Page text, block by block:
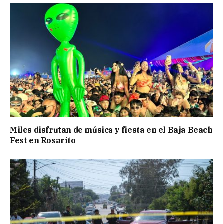
Miles disfrutan de música y fiesta en el Baja Beach
Fest en Rosarito